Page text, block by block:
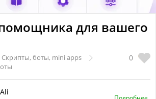
для вашего
0
Скрипты, боты, mini apps